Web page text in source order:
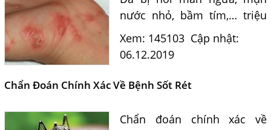
nước nhỏ, bầm tím,… triệu
chứng giống hệt các bệnh
da liễu, nhưng khi đi khám
khi bác sĩ kết luận...
Xem: 145103 Cập nhật:
06.12.2019
Chẩn Đoán Chính Xác Về Bệnh Sốt Rét
Chẩn đoán chính xác về